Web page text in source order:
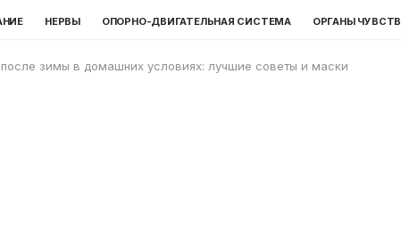
НЕРВЫ ОПОРНО-ДВИГАТЕЛЬНАЯ СИСТЕМА ОРГАНЫ ЧУВСТВ
зимы в домашних условиях: лучшие советы и маски